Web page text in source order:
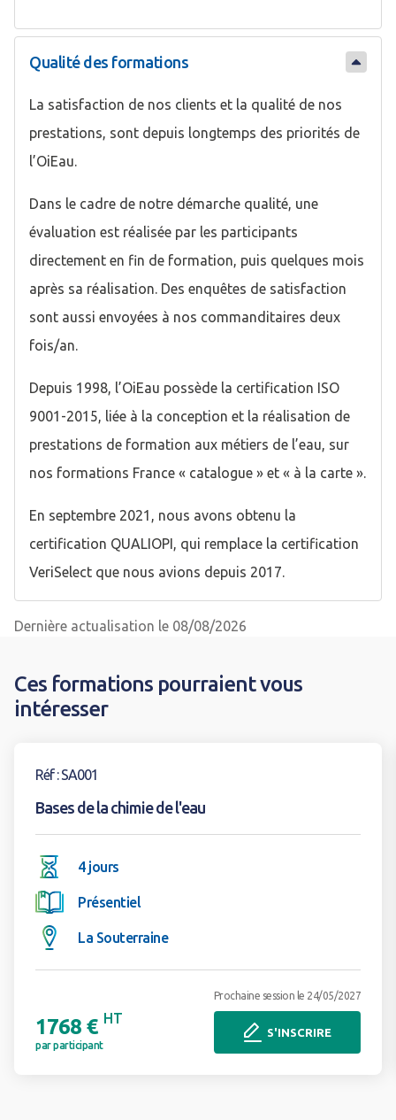
Qualité des formations
La satisfaction de nos clients et la qualité de nos
prestations, sont depuis longtemps des priorités de
l’OiEau.
Dans le cadre de notre démarche qualité, une
évaluation est réalisée par les participants
directement en fin de formation, puis quelques mois
après sa réalisation. Des enquêtes de satisfaction
sont aussi envoyées à nos commanditaires deux
fois/an.
Depuis 1998, l’OiEau possède la certification ISO
9001-2015, liée à la conception et la réalisation de
prestations de formation aux métiers de l’eau, sur
nos formations France « catalogue » et « à la carte ».
En septembre 2021, nous avons obtenu la
certification QUALIOPI, qui remplace la certification
VeriSelect que nous avions depuis 2017.
Dernière actualisation le 08/08/2026
Ces formations pourraient vous
intéresser
Réf : SA001
Bases de la chimie de l'eau
4 jours
Présentiel
La Souterraine
1768 € HT
par participant
Prochaine session le 24/05/2027
S'INSCRIRE